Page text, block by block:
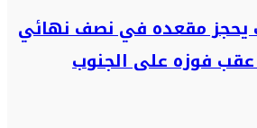
يحجز مقعده في نصف نهائي
فوزه على الجنوب